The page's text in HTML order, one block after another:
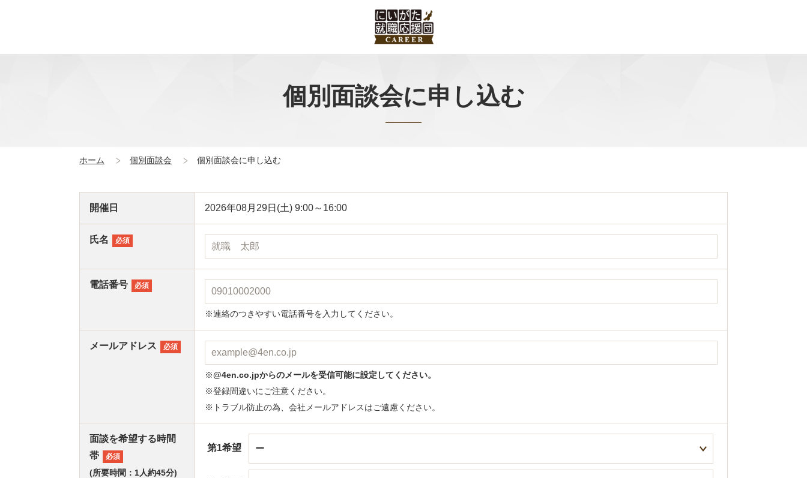
個別面談会に申し込む
ホーム 個別面談会 個別面談会に申し込む
開催日 2026年08月29日(土) 9:00～16:00
氏名 必須
電話番号 必須
連絡のつきやすい電話番号を入力してください。
メールアドレス 必須
@4en.co.jpからのメールを受信可能に設定してください。
登録間違いにご注意ください。
トラブル防止の為、会社メールアドレスはご遠慮ください。
面談を希望する時間
帯
必須
(所要時間：1人約45分)
第1希望